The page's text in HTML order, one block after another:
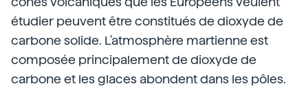
étudier peuvent être constitués de dioxyde de
carbone solide. L'atmosphère martienne est
composée principalement de dioxyde de
carbone et les glaces abondent dans les pôles.